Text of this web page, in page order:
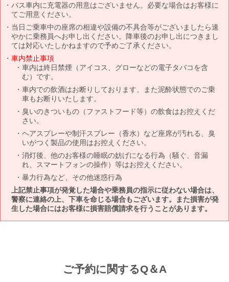
バス車内に充電器の用意はございません。必要な場合はお客様に
てご用意ください。
当日ご乗車中の座席の相違や設備の不具合等がございましたら速
やかに乗務員へお申し出ください。降車後のお申し出につきまし
ては対応いたしかねますので予めご了承ください。
車内禁止事項
車内は終日禁煙（アイコス、グローなどの電子タバコを含
む）です。
車内での飲酒はお断りしております、また泥酔状態でのご乗
車もお断りいたします。
臭いのきついもの（ファストフード等）の飲食はお控えくだ
さい。
ヘアスプレーや制汗スプレー（香水）など座席が汚れる、臭
いがつく製品の使用はお控えください。
消灯後、他のお客様の睡眠の妨げになる行為（騒ぐ、音漏
れ、スマートフォンの操作）等はお控えください。
暴力行為など、その他迷惑行為
上記禁止事項が発覚した場合や乗務員の指示に従わない場合は、
警察に連絡の上、下車を命じる場合もございます。また損害が発
生した場合にはお客様に損害賠償請求を行うことがあります。
ご予約に関するQ＆A